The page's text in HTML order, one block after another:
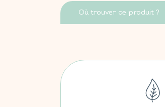
Où trouver ce produit ?